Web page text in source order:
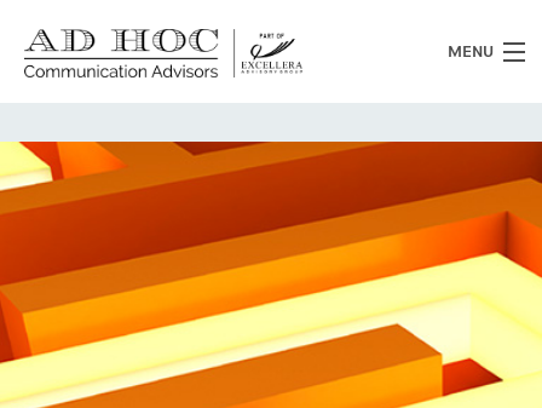
MENU
Chi siamo
Cosa facciamo
News
Clienti